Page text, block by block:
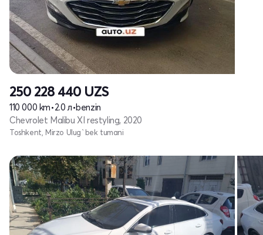
250 228 440 UZS
110 000 km•2.0 л•benzin
Chevrolet Malibu XI restyling, 2020
Toshkent, Mirzo Ulug`bek tumani